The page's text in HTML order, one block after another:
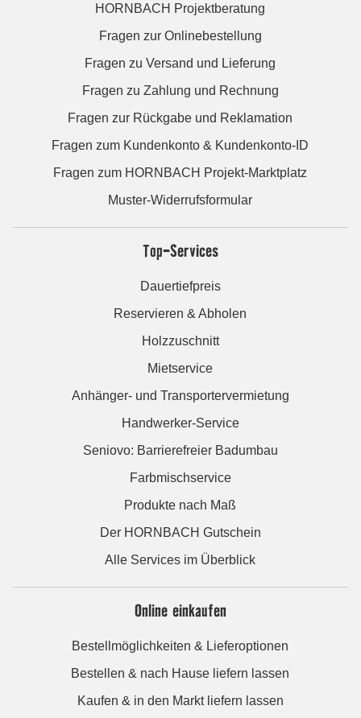
HORNBACH Projektberatung
Fragen zur Onlinebestellung
Fragen zu Versand und Lieferung
Fragen zu Zahlung und Rechnung
Fragen zur Rückgabe und Reklamation
Fragen zum Kundenkonto & Kundenkonto-ID
Fragen zum HORNBACH Projekt-Marktplatz
Muster-Widerrufsformular
Top-Services
Dauertiefpreis
Reservieren & Abholen
Holzzuschnitt
Mietservice
Anhänger- und Transportervermietung
Handwerker-Service
Seniovo: Barrierefreier Badumbau
Farbmischservice
Produkte nach Maß
Der HORNBACH Gutschein
Alle Services im Überblick
Online einkaufen
Bestellmöglichkeiten & Lieferoptionen
Bestellen & nach Hause liefern lassen
Kaufen & in den Markt liefern lassen